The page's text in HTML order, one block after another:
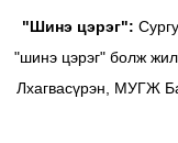
"Шинэ цэрэг":
"шинэ цэрэг" болж
Лхагвасүрэн, МУГЖ